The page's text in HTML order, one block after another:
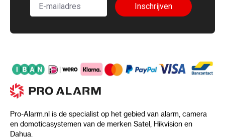
Inschrijven
Pro-Alarm.nl is de specialist op het gebied van alarm, camera
en domoticasystemen van de merken Satel, Hikvision en
Dahua.